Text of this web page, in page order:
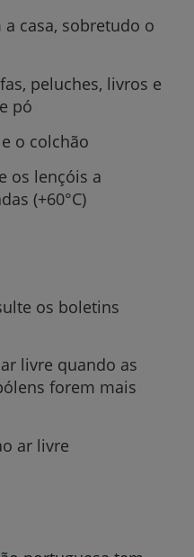
casa, sobretudo o
peluches, livros e
pó
o colchão
os lençóis a
(+60°C)
os boletins
livre quando as
forem mais
ar livre